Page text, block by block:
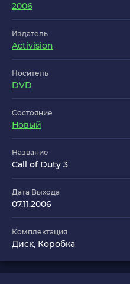
2006
Издатель
Activision
Носитель
DVD
Состояние
Новый
Название
Call of Duty 3
Дата Выхода
07.11.2006
Комплектация
Диск, Коробка